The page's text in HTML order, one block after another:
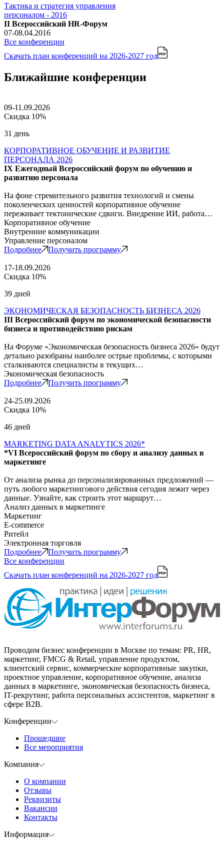
Тактика и стратегия управления
персоналом - 2016
II Всероссийский HR-Форум
07-08.04.2016
Все конференции
Скачать план конференций на 2026-2027 год
Ближайшие конференции
09-11.09.2026
Скидка 10%
31 день
КОРПОРАТИВНОЕ ОБУЧЕНИЕ И РАЗВИТИЕ
ПЕРСОНАЛА 2026
IX Ежегодный Всероссийский форум по обучению и
развитию персонала
На фоне стремительного развития технологий и смены
поколенческих ценностей корпоративное обучение
переживает тектонические сдвиги. Внедрение ИИ, работа…
Корпоративное обучение
Внутренние коммуникации
Управление персоналом
Подробнее
Получить программу
17-18.09.2026
Скидка 10%
39 дней
ЭКОНОМИЧЕСКАЯ БЕЗОПАСНОСТЬ БИЗНЕСА 2026
III Всероссийский форум по экономической безопасности
бизнеса и противодействию рискам
На Форуме «Экономическая безопасность бизнеса 2026» будут
детально разобраны наиболее острые проблемы, с которыми
сталкиваются специалисты в текущих…
Экономическая безопасность
Подробнее
Получить программу
24-25.09.2026
Скидка 10%
46 дней
MARKETING DATA ANALYTICS 2026*
*VI Всероссийский форум по сбору и анализу данных в
маркетинге
От анализа рынка до персонализированных предложений —
путь любого маркетингового действия сегодня лежит через
данные. Узнайте, как строить этот маршрут…
Анализ данных в маркетинге
Маркетинг
E-commerce
Ритейл
Электронная торговля
Подробнее
Получить программу
Все конференции
Скачать план конференций на 2026-2027 год
Проводим бизнес конференции в Москве по темам: PR, HR,
маркетинг, FMCG & Retail, управление продуктом,
клиентский сервис, коммерческие корпоративные закупки,
проектное управление, корпоративное обучение, анализа
данных в маркетинге, экономическая безопасность бизнеса,
IT-рекрутинг, работа персональных ассистентов, маркетинг в
сфере B2B.
Конференции
Прошедшие
Все мероприятия
Компания
О компании
Отзывы
Реквизиты
Вакансии
Контакты
Информация